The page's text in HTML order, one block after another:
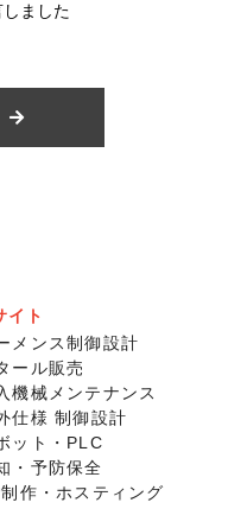
しました
イト
メンス制御設計
ール販売
機械メンテナンス
仕様 制御設計
ット・PLC
・予防保全
制作・ホスティング